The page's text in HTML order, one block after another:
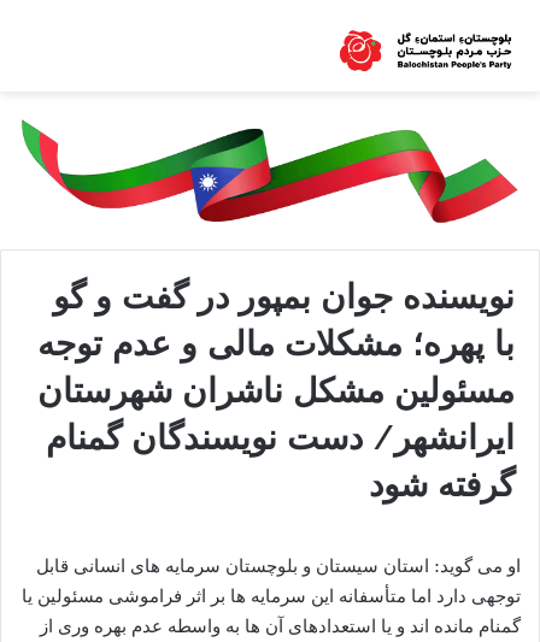
نویسنده جوان بمپور در گفت و گو
با پهره؛ مشکلات مالی و عدم توجه
مسئولین مشکل ناشران شهرستان
ایرانشهر/ دست نویسندگان گمنام
گرفته شود
او می گوید: استان سیستان و بلوچستان سرمایه های انسانی قابل
توجهی دارد اما متأسفانه این سرمایه ها بر اثر فراموشی مسئولین یا
گمنام مانده اند و یا استعدادهای آن ها به واسطه عدم بهره وری از